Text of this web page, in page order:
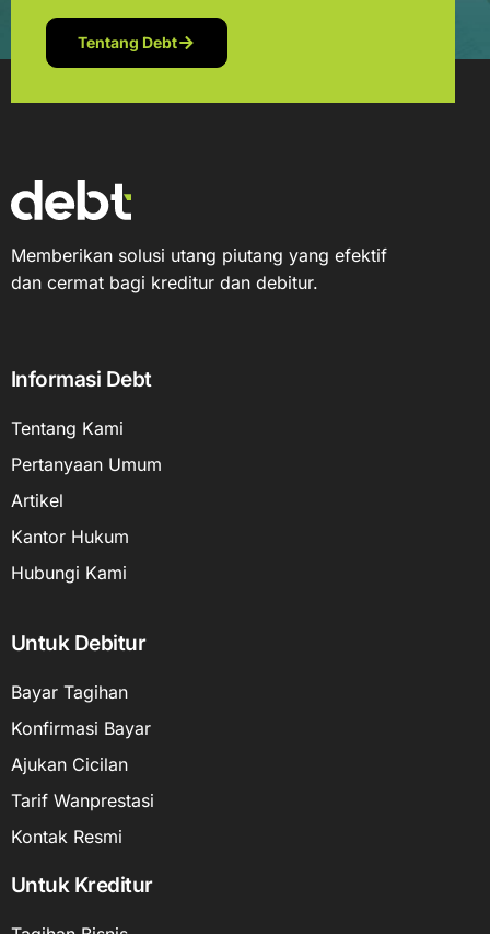
Tentang Debt
Memberikan solusi utang piutang yang efektif
dan cermat bagi kreditur dan debitur.
Informasi Debt
Tentang Kami
Pertanyaan Umum
Artikel
Kantor Hukum
Hubungi Kami
Untuk Debitur
Bayar Tagihan
Konfirmasi Bayar
Ajukan Cicilan
Tarif Wanprestasi
Kontak Resmi
Untuk Kreditur